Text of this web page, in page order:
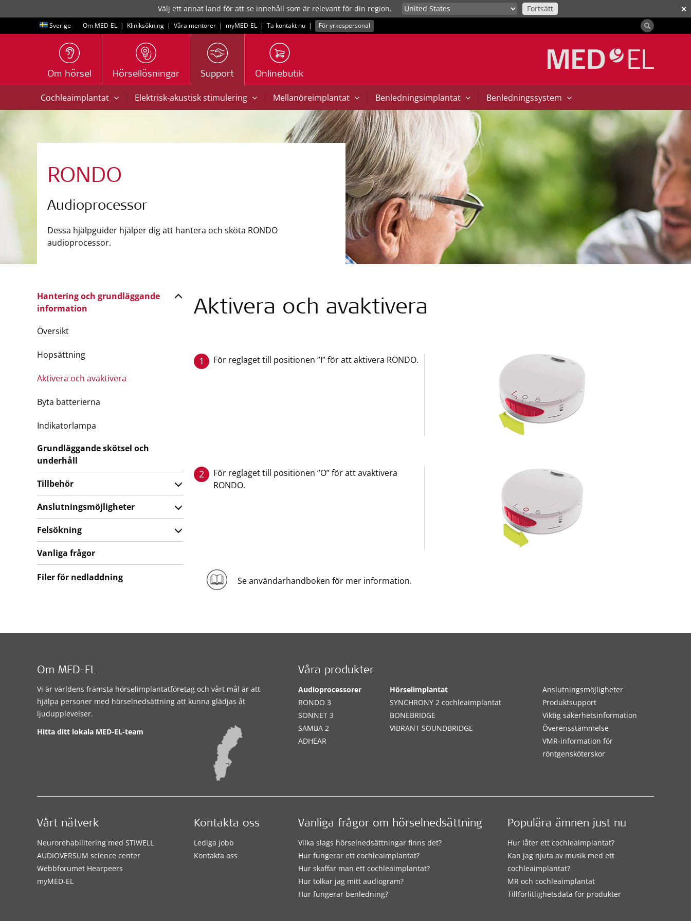
✕
Välj ett annat land för att se innehåll som är relevant för din region. Fortsätt
Sverige Om MED-EL | Kliniksökning | Våra mentorer | myMED‑EL | Ta kontakt nu | För yrkespersonal
Om hörsel Hörsellösningar Support Onlinebutik
Cochleaimplantat | Elektrisk-akustisk stimulering | Mellanöreimplantat | Benledningsimplantat | Benledningssystem
RONDO
Audioprocessor
Dessa hjälpguider hjälper dig att hantera och sköta RONDO
audioprocessor.
Aktivera och avaktivera
1 För reglaget till positionen ”I” för att aktivera RONDO.
2
För reglaget till positionen ”O” för att avaktivera
RONDO.
Se användarhandboken för mer information.
Hantering och grundläggande
information
Översikt
Hopsättning
Aktivera och avaktivera
Byta batterierna
Indikatorlampa
Grundläggande skötsel och
underhåll
Tillbehör
Anslutningsmöjligheter
Felsökning
Vanliga frågor
Filer för nedladdning
Om MED-EL
Vi är världens främsta hörselimplantatföretag och vårt mål är att
hjälpa personer med hörselnedsättning att kunna glädjas åt
ljudupplevelser.
Hitta ditt lokala MED-EL-team
Våra produkter
Audioprocessorer
RONDO 3
SONNET 3
SAMBA 2
ADHEAR
Hörselimplantat
SYNCHRONY 2 cochleaimplantat
BONEBRIDGE
VIBRANT SOUNDBRIDGE
Anslutningsmöjligheter
Produktsupport
Viktig säkerhetsinformation
Överensstämmelse
VMR-information för
röntgensköterskor
Vanliga frågor om hörselnedsättning
Vilka slags hörselnedsättningar finns det?
Hur fungerar ett cochleaimplantat?
Hur skaffar man ett cochleaimplantat?
Hur tolkar jag mitt audiogram?
Hur fungerar benledning?
Populära ämnen just nu
Hur låter ett cochleaimplantat?
Kan jag njuta av musik med ett
cochleaimplantat?
MR och cochleaimplantat
Tillförlitlighetsdata för produkter
Vårt nätverk
Neurorehabilitering med STIWELL
AUDIOVERSUM science center
Webbforumet Hearpeers
myMED‑EL
Kontakta oss
Lediga jobb
Kontakta oss